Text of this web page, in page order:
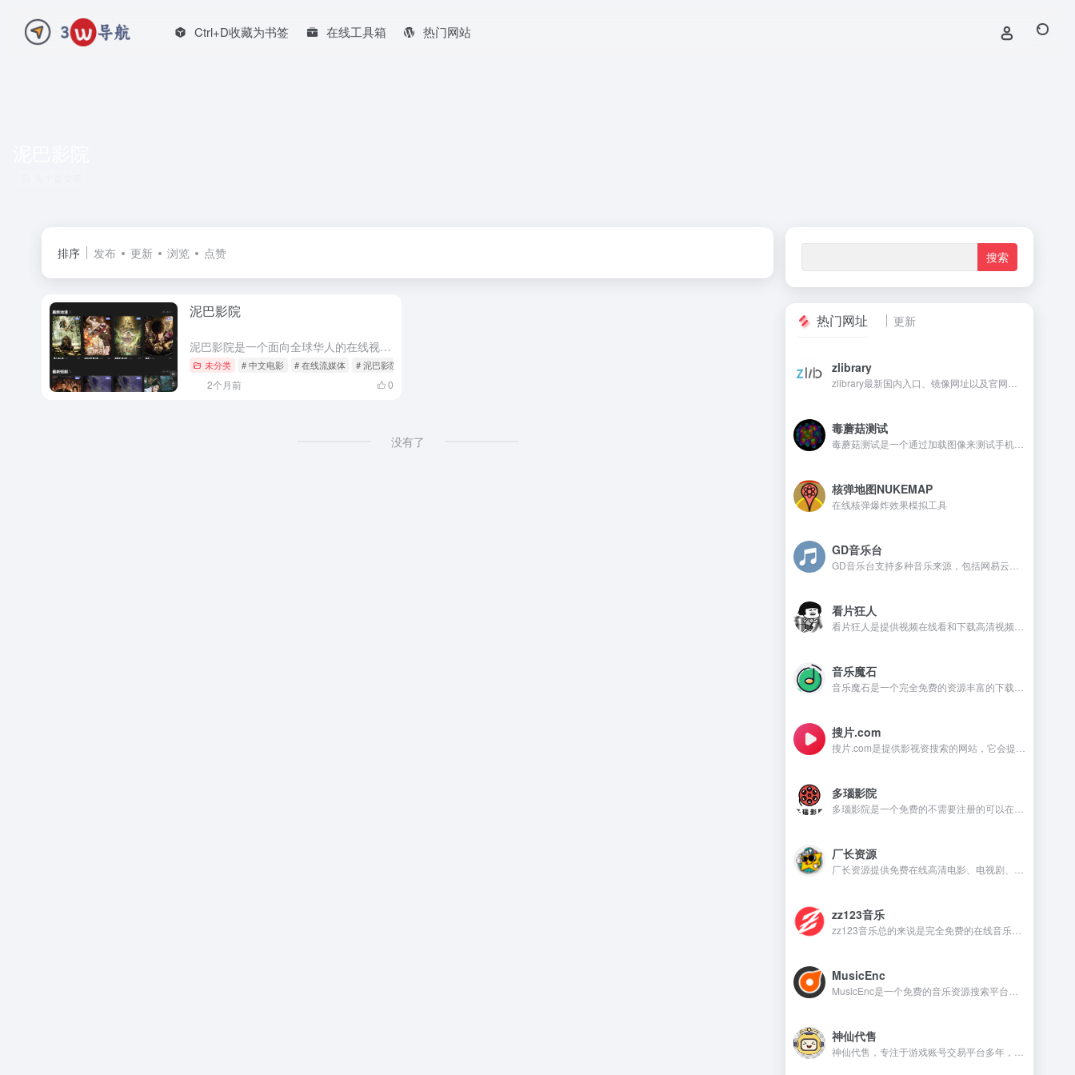
Ctrl+D收藏为书签 在线工具箱 热门网站
排序 发布 更新 浏览 点赞
泥巴影院
泥巴影院是一个面向全球华人的在线视频媒体平台，主要提供免费高清电影、电视剧、综艺、动漫、台剧、日剧、泰剧等资源，支持即点即播。
未分类 # 中文电影 # 在线流媒体 # 泥巴影院
2个月前 0
没有了
热门网址 更新
zlibrary
毒蘑菇测试
核弹地图NUKEMAP
在线核弹爆炸效果模拟工具
GD音乐台
看片狂人
音乐魔石
搜片.com
多瑙影院
厂长资源
zz123音乐
MusicEnc
神仙代售